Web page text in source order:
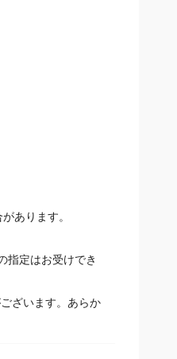
あります。
指定はお受けでき
ざいます。あらか